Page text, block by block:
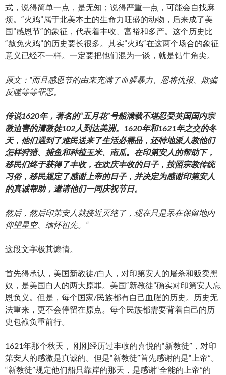
式，说得简单一点，是无知；说得严重一点，可能会自找麻
烦。“火鸡”属于北美本土的生命力旺盛的动物，后来成了美
国”感恩节“的象征，代表着丰收、富裕和多产。这个历史比
“赦免火鸡”的历史要长很多。其实”火鸡“在这两个场合的象征
意义已经不一样。一定要把他们混为一谈，就是钻牛角尖。
原文：“而且感恩节的由来充满了血腥暴力、恩将仇报、欺骗
反噬等等罪恶。
传说1620年，著名的“五月花”号船满载不堪忍受英国国内宗
教迫害的清教徒102人到达美洲。1620年和1621年之交的冬
天，他们遇到了难民送来了生活必需品，还特地派人教他们
怎样狩猎、捕鱼和种植玉米、南瓜。在印第安人的帮助下，
移民们终于获得了丰收，在欢庆丰收的日子，按照宗教传统
习俗，移民规定了感谢上帝的日子，并决定为感谢印第安人
的真诚帮助，邀请他们一同庆祝节日。
然后，然后印第安人就接近灭绝了，现在只是呆在保留地内
仰望星空、缅怀祖先。“
这段文字极其煽情。
首先得承认，美国新教徒/白人，对印第安人的屠杀和贩卖黑
奴，是美国白人的两大原罪。美国“新教徒”确实对印第安人忘
恩负义。但是，每个国家/民族都有自己血腥的历史。历史无
法重来，更不会停留在原点。每个民族都需要背着自己的历
史包袱负重前行。
1621年那个秋天， 刚刚经历过丰收的喜悦的“新教徒”，对印
第安人的感激是真诚的。但是“新教徒”首先感谢的是“上帝”。
“新教徒”规定他们船只靠岸的那天，是感谢“全能的上帝”的